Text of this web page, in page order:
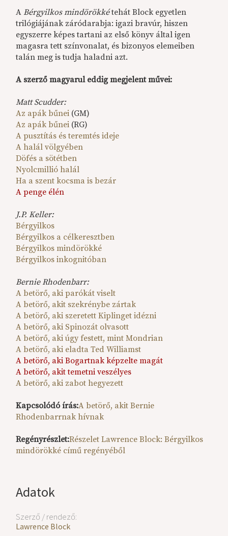
Adatok
Szerző / rendező:
Lawrence Block
ABérgyilkos mindörökkétehát Block egyetlen
trilógiájának záródarabja: igazi bravúr, hiszen
egyszerre képes tartani az első könyv által igen
magasra tett színvonalat, és bizonyos elemeiben
talán meg is tudja haladni azt.
A szerző magyarul eddig megjelent művei:
Matt Scudder:
Az apák bűnei (GM)
Az apák bűnei (RG)
A pusztítás és teremtés ideje
A halál völgyében
Döfés a sötétben
Nyolcmillió halál
Ha a szent kocsma is bezár
A penge élén
J.P. Keller:
Bérgyilkos
Bérgyilkos a célkeresztben
Bérgyilkos mindörökké
Bérgyilkos inkognitóban
Bernie Rhodenbarr:
A betörő, aki parókát viselt
A betörő, akit szekrénybe zártak
A betörő, aki szeretett Kiplinget idézni
A betörő, aki Spinozát olvasott
A betörő, aki úgy festett, mint Mondrian
A betörő, aki eladta Ted Williamst
A betörő, aki Bogartnak képzelte magát
A betörő, akit temetni veszélyes
A betörő, aki zabot hegyezett
Kapcsolódó írás:A betörő, akit Bernie
Rhodenbarrnak hívnak
Regényrészlet:Részelet Lawrence Block: Bérgyilkos
mindörökké című regényéből